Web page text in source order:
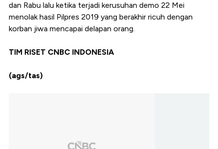
dan Rabu lalu ketika terjadi kerusuhan demo 22 Mei
menolak hasil Pilpres 2019 yang berakhir ricuh dengan
korban jiwa mencapai delapan orang.
TIM RISET CNBC INDONESIA
(ags/tas)